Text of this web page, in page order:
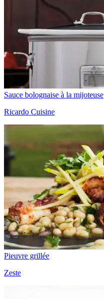
Sauce bolognaise à la mijoteuse
Ricardo Cuisine
Pieuvre grillée
Zeste